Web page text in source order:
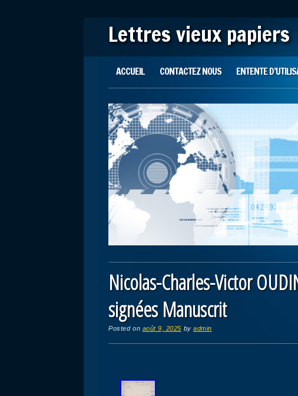
Lettres vieux papiers
Main menu
ACCUEIL CONTACTEZ NOUS ENTENTE
Nicolas-Charles-Victor
signées Manuscrit
Posted on août 9, 2025 byadmin